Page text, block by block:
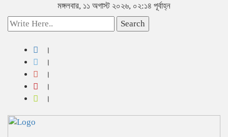
মঙ্গলবার, ১১ অগাস্ট ২০২৬, ০২:১৪ পূর্বাহ্ন
Search